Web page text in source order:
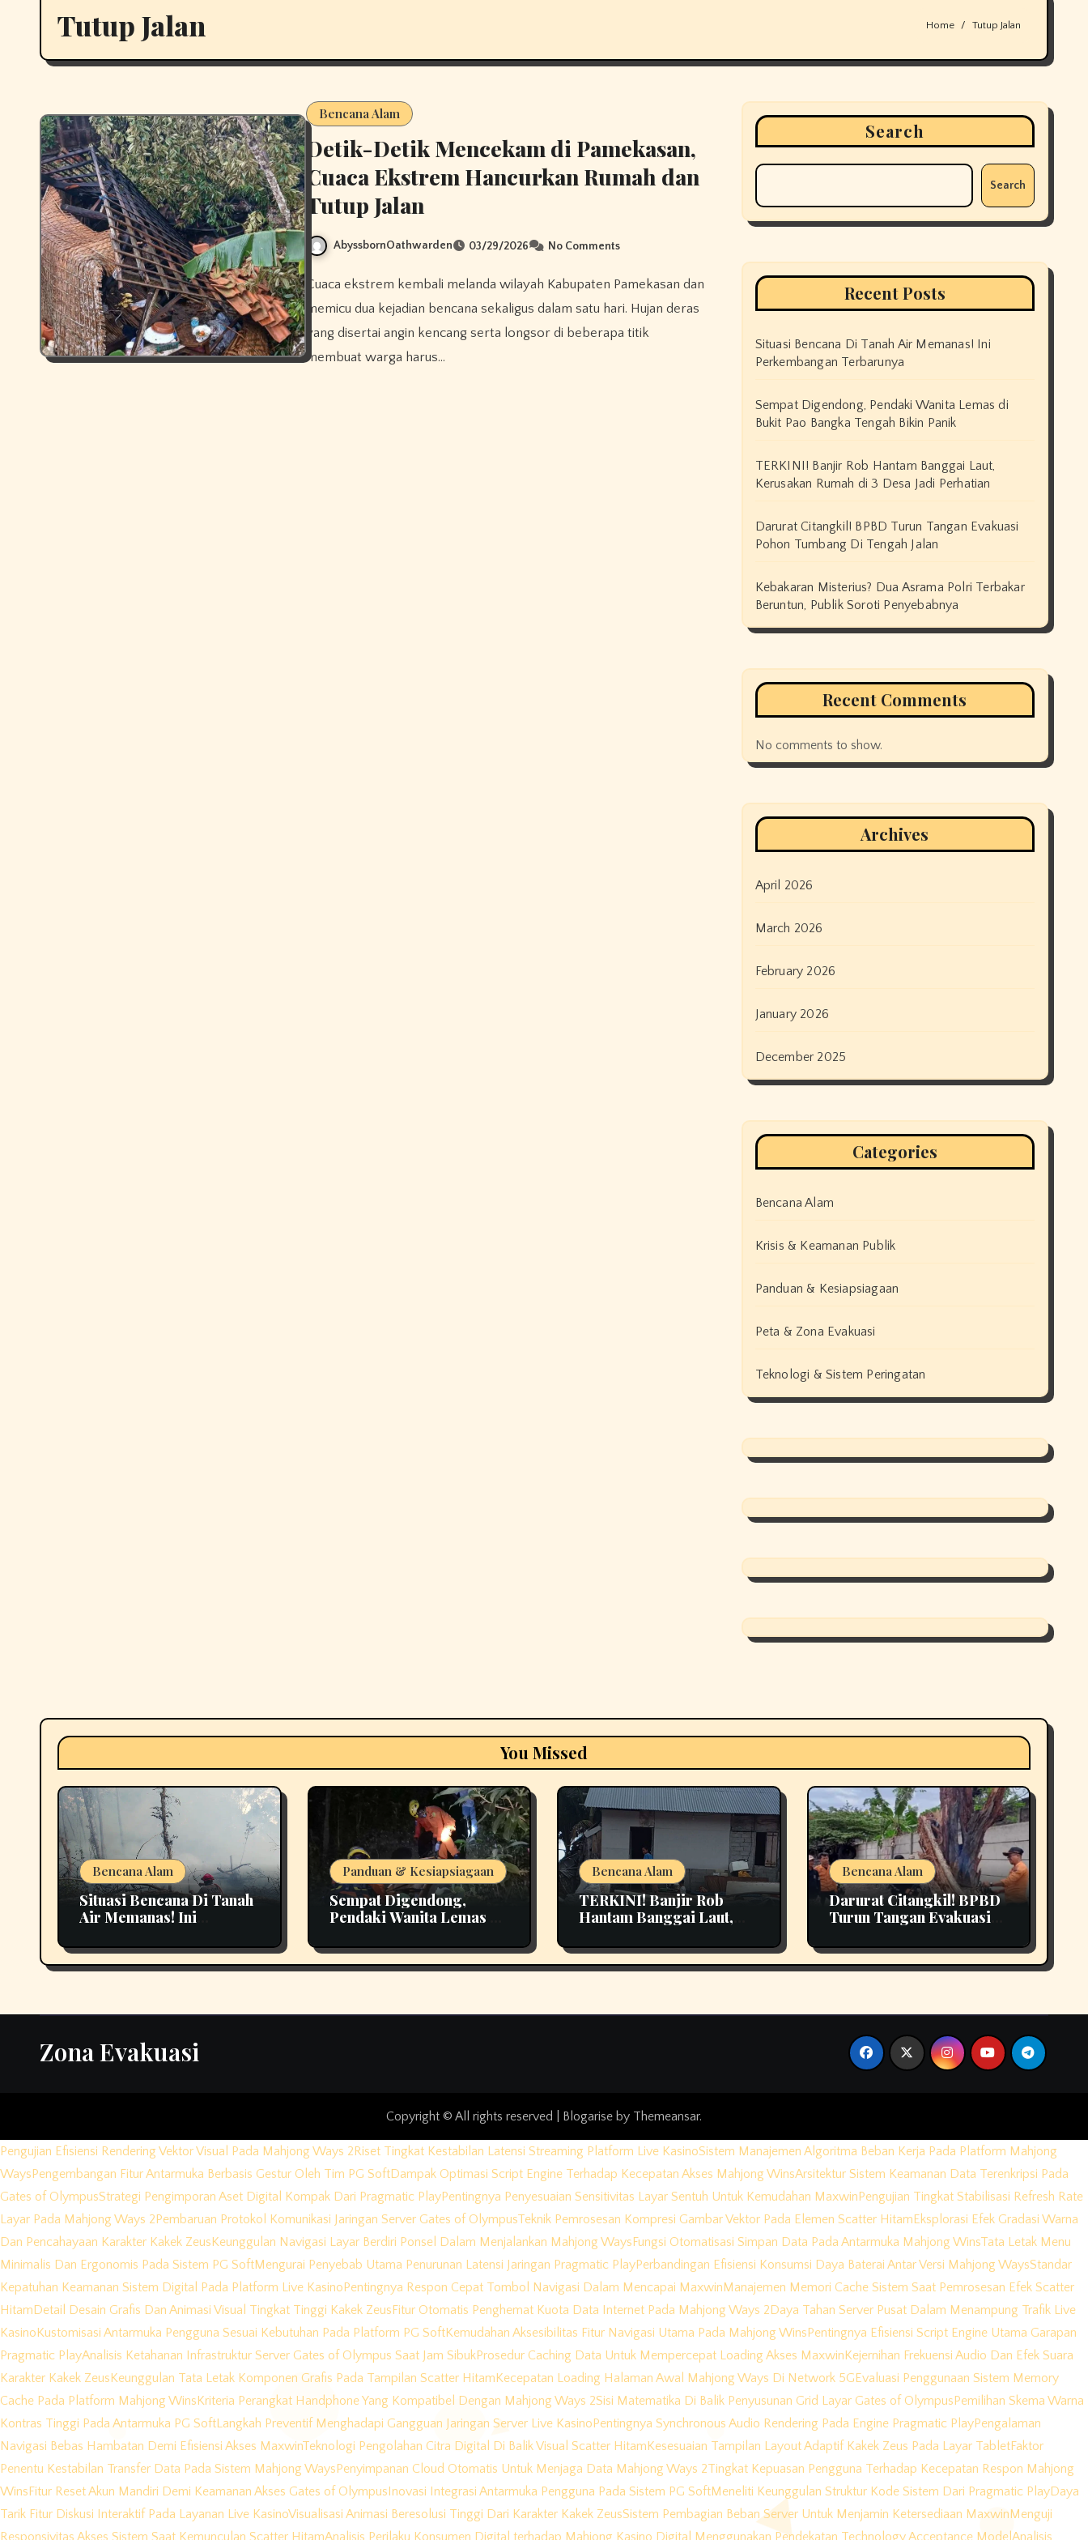
Tutup Jalan Home Tutup Jalan
Bencana Alam
Detik-Detik Mencekam di Pamekasan,
Cuaca Ekstrem Hancurkan Rumah dan
Tutup Jalan
AbyssbornOathwarden 03/29/2026 No Comments
Cuaca ekstrem kembali melanda wilayah Kabupaten Pamekasan dan
memicu dua kejadian bencana sekaligus dalam satu hari. Hujan deras
yang disertai angin kencang serta longsor di beberapa titik
membuat warga harus…
Search
Search
Recent Posts
Situasi Bencana Di Tanah Air Memanas! Ini
Perkembangan Terbarunya
Sempat Digendong, Pendaki Wanita Lemas di
Bukit Pao Bangka Tengah Bikin Panik
TERKINI! Banjir Rob Hantam Banggai Laut,
Kerusakan Rumah di 3 Desa Jadi Perhatian
Darurat Citangkil! BPBD Turun Tangan Evakuasi
Pohon Tumbang Di Tengah Jalan
Kebakaran Misterius? Dua Asrama Polri Terbakar
Beruntun, Publik Soroti Penyebabnya
Recent Comments
No comments to show.
Archives
April 2026
March 2026
February 2026
January 2026
December 2025
Categories
Bencana Alam
Krisis & Keamanan Publik
Panduan & Kesiapsiagaan
Peta & Zona Evakuasi
Teknologi & Sistem Peringatan
You Missed
Bencana Alam
Situasi Bencana Di Tanah
Air Memanas! Ini
Terbarunya
Panduan & Kesiapsiagaan
Sempat Digendong,
Pendaki Wanita Lemas di
Bikin Panik
Bencana Alam
TERKINI! Banjir Rob
Hantam Banggai Laut,
Desa Jadi Perhatian
Bencana Alam
Darurat Citangkil! BPBD
Turun Tangan Evakuasi
Tengah Jalan
Zona Evakuasi
Copyright © All rights reserved Blogarise by Themeansar.
Pengujian Efisiensi Rendering Vektor Visual Pada Mahjong Ways 2Riset Tingkat Kestabilan Latensi Streaming Platform Live KasinoSistem Manajemen Algoritma Beban Kerja Pada Platform Mahjong
WaysPengembangan Fitur Antarmuka Berbasis Gestur Oleh Tim PG SoftDampak Optimasi Script Engine Terhadap Kecepatan Akses Mahjong WinsArsitektur Sistem Keamanan Data Terenkripsi Pada
Gates of OlympusStrategi Pengimporan Aset Digital Kompak Dari Pragmatic PlayPentingnya Penyesuaian Sensitivitas Layar Sentuh Untuk Kemudahan MaxwinPengujian Tingkat Stabilisasi Refresh Rate
Layar Pada Mahjong Ways 2Pembaruan Protokol Komunikasi Jaringan Server Gates of OlympusTeknik Pemrosesan Kompresi Gambar Vektor Pada Elemen Scatter HitamEksplorasi Efek Gradasi Warna
Dan Pencahayaan Karakter Kakek ZeusKeunggulan Navigasi Layar Berdiri Ponsel Dalam Menjalankan Mahjong WaysFungsi Otomatisasi Simpan Data Pada Antarmuka Mahjong WinsTata Letak Menu
Minimalis Dan Ergonomis Pada Sistem PG SoftMengurai Penyebab Utama Penurunan Latensi Jaringan Pragmatic PlayPerbandingan Efisiensi Konsumsi Daya Baterai Antar Versi Mahjong WaysStandar
Kepatuhan Keamanan Sistem Digital Pada Platform Live KasinoPentingnya Respon Cepat Tombol Navigasi Dalam Mencapai MaxwinManajemen Memori Cache Sistem Saat Pemrosesan Efek Scatter
HitamDetail Desain Grafis Dan Animasi Visual Tingkat Tinggi Kakek ZeusFitur Otomatis Penghemat Kuota Data Internet Pada Mahjong Ways 2Daya Tahan Server Pusat Dalam Menampung Trafik Live
KasinoKustomisasi Antarmuka Pengguna Sesuai Kebutuhan Pada Platform PG SoftKemudahan Aksesibilitas Fitur Navigasi Utama Pada Mahjong WinsPentingnya Efisiensi Script Engine Utama Garapan
Pragmatic PlayAnalisis Ketahanan Infrastruktur Server Gates of Olympus Saat Jam SibukProsedur Caching Data Untuk Mempercepat Loading Akses MaxwinKejernihan Frekuensi Audio Dan Efek Suara
Karakter Kakek ZeusKeunggulan Tata Letak Komponen Grafis Pada Tampilan Scatter HitamKecepatan Loading Halaman Awal Mahjong Ways Di Network 5GEvaluasi Penggunaan Sistem Memory
Cache Pada Platform Mahjong WinsKriteria Perangkat Handphone Yang Kompatibel Dengan Mahjong Ways 2Sisi Matematika Di Balik Penyusunan Grid Layar Gates of OlympusPemilihan Skema Warna
Kontras Tinggi Pada Antarmuka PG SoftLangkah Preventif Menghadapi Gangguan Jaringan Server Live KasinoPentingnya Synchronous Audio Rendering Pada Engine Pragmatic PlayPengalaman
Navigasi Bebas Hambatan Demi Efisiensi Akses MaxwinTeknologi Pengolahan Citra Digital Di Balik Visual Scatter HitamKesesuaian Tampilan Layout Adaptif Kakek Zeus Pada Layar TabletFaktor
Penentu Kestabilan Transfer Data Pada Sistem Mahjong WaysPenyimpanan Cloud Otomatis Untuk Menjaga Data Mahjong Ways 2Tingkat Kepuasan Pengguna Terhadap Kecepatan Respon Mahjong
WinsFitur Reset Akun Mandiri Demi Keamanan Akses Gates of OlympusInovasi Integrasi Antarmuka Pengguna Pada Sistem PG SoftMeneliti Keunggulan Struktur Kode Sistem Dari Pragmatic PlayDaya
Tarik Fitur Diskusi Interaktif Pada Layanan Live KasinoVisualisasi Animasi Beresolusi Tinggi Dari Karakter Kakek ZeusSistem Pembagian Beban Server Untuk Menjamin Ketersediaan MaxwinMenguji
Responsivitas Akses Sistem Saat Kemunculan Scatter HitamAnalisis Perilaku Konsumen Digital terhadap Mahjong Kasino Digital Menggunakan Pendekatan Technology Acceptance Model Analisis